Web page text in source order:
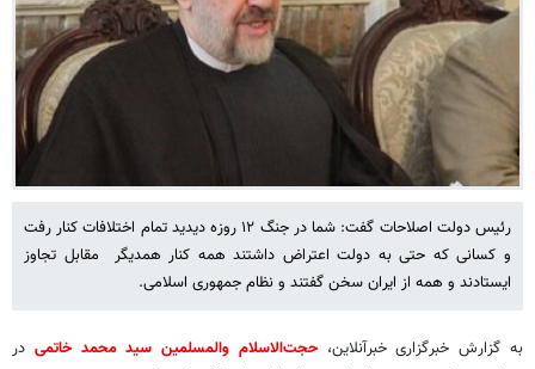
رئیس دولت اصلاحات گفت: شما در جنگ ۱۲ روزه دیدید تمام اختلافات کنار رفت
و کسانی که حتی به دولت اعتراض داشتند همه کنار همدیگر مقابل تجاوز
ایستادند و همه از ایران سخن گفتند و نظام جمهوری اسلامی.
به گزارش خبرگزاری خبرآنلاین،حجت‌الاسلام والمسلمین سید محمد خاتمی در